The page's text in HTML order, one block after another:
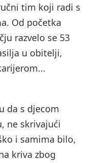
tim koji radi s
Od početka
razvelo se 53
u obitelji,
da s djecom
ne skrivajući
i samima bilo,
kriva zbog